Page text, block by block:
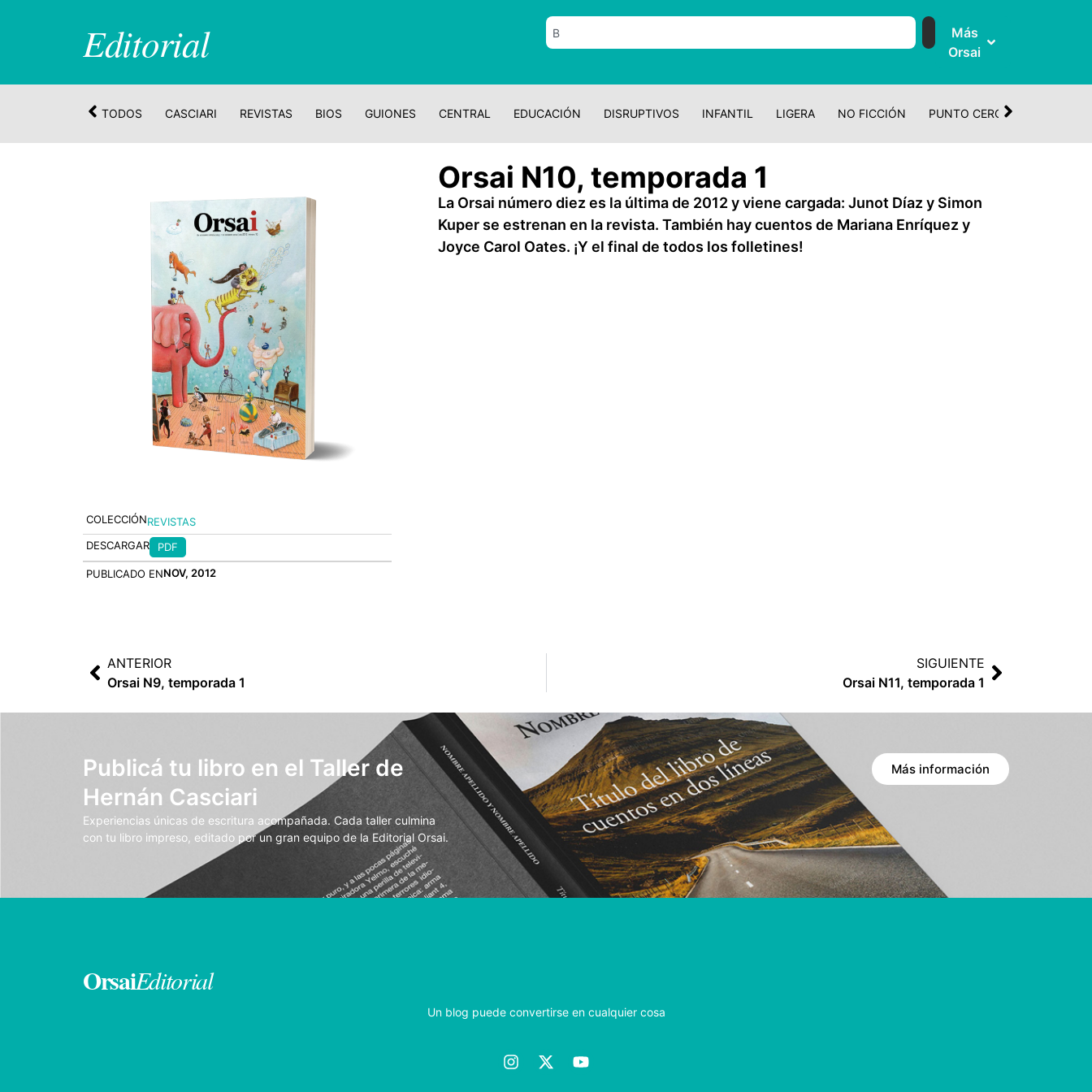
Editorial
Más
Orsai
TODOS CASCIARI REVISTAS BIOS GUIONES CENTRAL EDUCACIÓN DISRUPTIVOS INFANTIL LIGERA NO FICCIÓN PUNTO CERO
COLECCIÓNREVISTAS
DESCARGAR
PDF
PUBLICADO ENNOV, 2012
Orsai N10, temporada 1
La Orsai número diez es la última de 2012 y viene cargada: Junot Díaz y Simon
Kuper se estrenan en la revista. También hay cuentos de Mariana Enríquez y
Joyce Carol Oates. ¡Y el final de todos los folletines!
ANTERIOR
Orsai N9, temporada 1
SIGUIENTE
Orsai N11, temporada 1
Publicá tu libro en el Taller de
Hernán Casciari
Experiencias únicas de escritura acompañada. Cada taller culmina
con tu libro impreso, editado por un gran equipo de la Editorial Orsai.
Más información
OrsaiEditorial
Un blog puede convertirse en cualquier cosa